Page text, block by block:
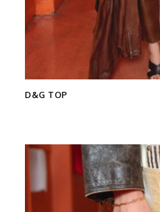
D&G TOP